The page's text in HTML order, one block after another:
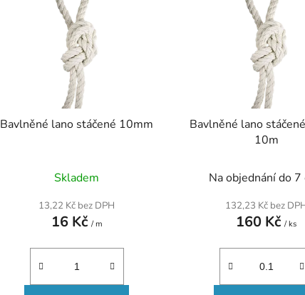
Bavlněné lano stáčené 10mm
Skladem
13,22 Kč bez DPH
16 Kč / m
Bavlněné lano
10m
Na objednání do 7
132,23 Kč bez
160 Kč/ ks